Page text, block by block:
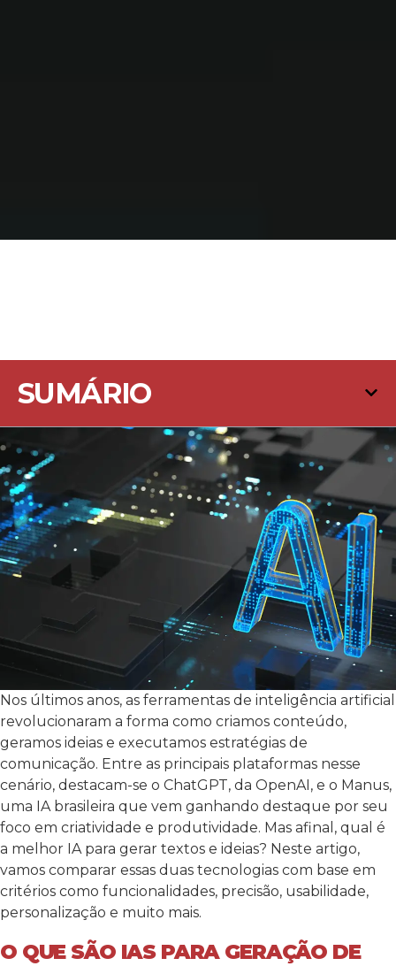
SUMÁRIO
Nos últimos anos, as ferramentas de inteligência artificial
revolucionaram a forma como criamos conteúdo,
geramos ideias e executamos estratégias de
comunicação. Entre as principais plataformas nesse
cenário, destacam-se o ChatGPT, da OpenAI, e o Manus,
uma IA brasileira que vem ganhando destaque por seu
foco em criatividade e produtividade. Mas afinal, qual é
a melhor IA para gerar textos e ideias? Neste artigo,
vamos comparar essas duas tecnologias com base em
critérios como funcionalidades, precisão, usabilidade,
personalização e muito mais.
O QUE SÃO IAS PARA GERAÇÃO DE